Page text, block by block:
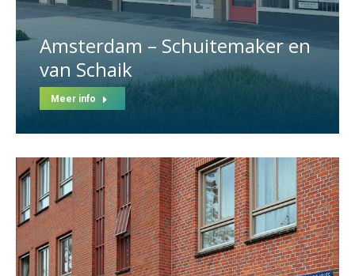
Amsterdam – Schuitemaker en
van Schaik
Meer info